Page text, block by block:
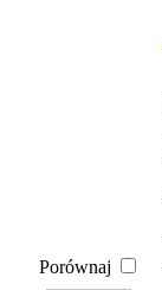
Porównaj